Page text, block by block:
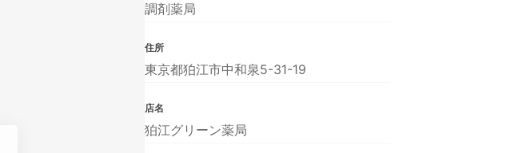
調剤薬局
住所
東京都狛江市中和泉5-31-19
店名
狛江グリーン薬局